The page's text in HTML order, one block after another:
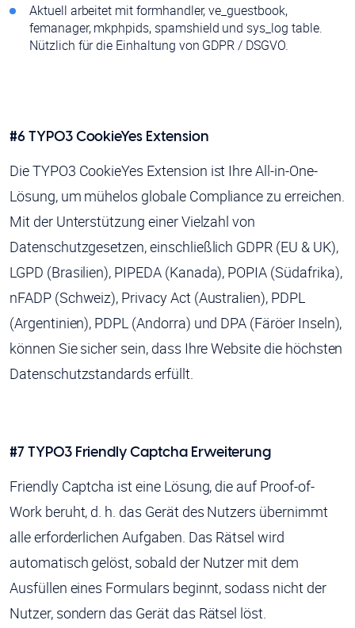
Aktuell arbeitet mit formhandler, ve_guestbook,
femanager, mkphpids, spamshield und sys_log table.
Nützlich für die Einhaltung von GDPR / DSGVO.
#6 TYPO3 CookieYes Extension
Die TYPO3 CookieYes Extension ist Ihre All-in-One-
Lösung, um mühelos globale Compliance zu erreichen.
Mit der Unterstützung einer Vielzahl von
Datenschutzgesetzen, einschließlich GDPR (EU & UK),
LGPD (Brasilien), PIPEDA (Kanada), POPIA (Südafrika),
nFADP (Schweiz), Privacy Act (Australien), PDPL
(Argentinien), PDPL (Andorra) und DPA (Färöer Inseln),
können Sie sicher sein, dass Ihre Website die höchsten
Datenschutzstandards erfüllt.
#7 TYPO3 Friendly Captcha Erweiterung
Friendly Captcha ist eine Lösung, die auf Proof-of-
Work beruht, d. h. das Gerät des Nutzers übernimmt
alle erforderlichen Aufgaben. Das Rätsel wird
automatisch gelöst, sobald der Nutzer mit dem
Ausfüllen eines Formulars beginnt, sodass nicht der
Nutzer, sondern das Gerät das Rätsel löst.